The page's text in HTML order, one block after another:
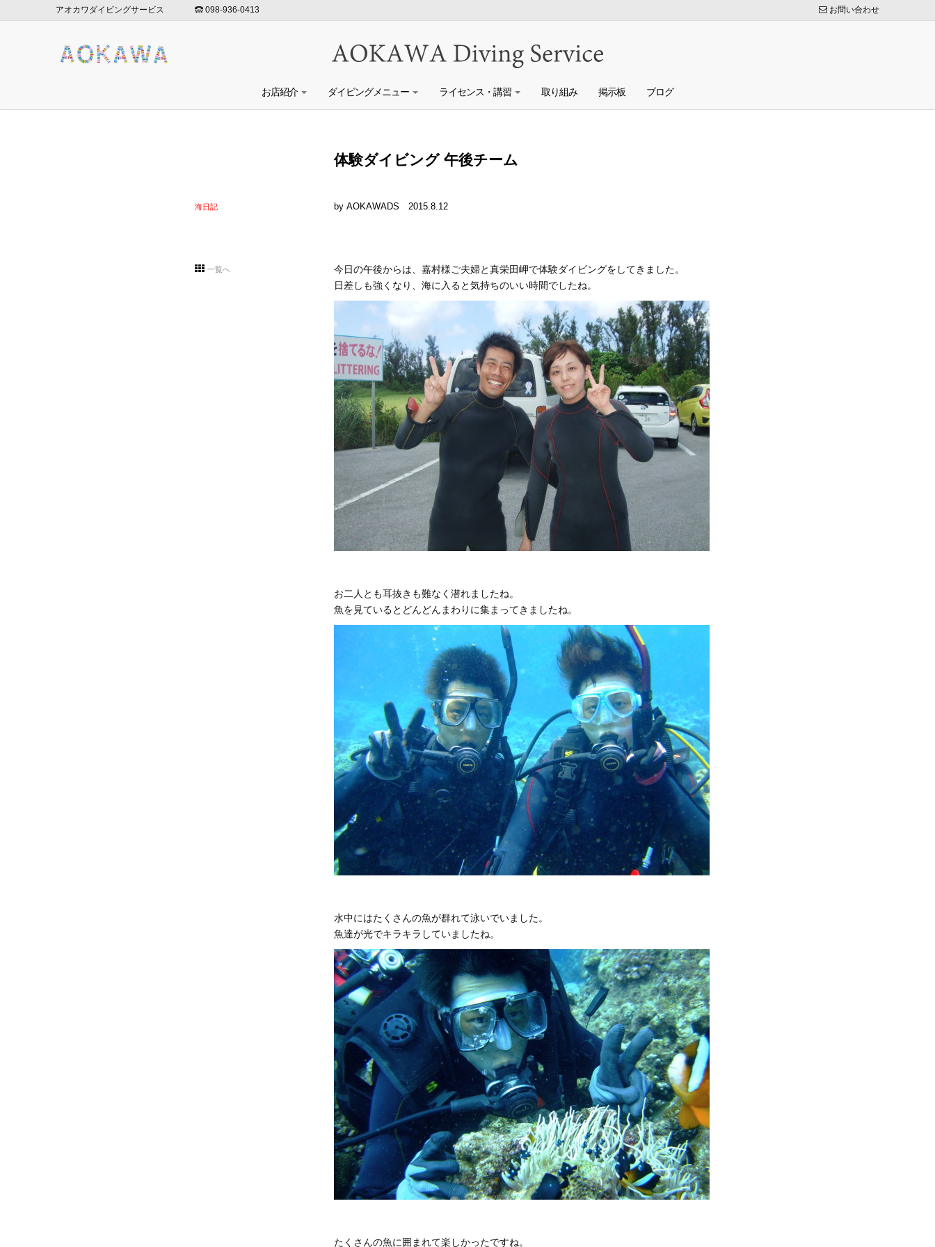
アオカワダイビングサービス 098-936-0413 お問い合わせ
お店紹介 ダイビングメニュー ライセンス・講習 取り組み 掲示板 ブログ
体験ダイビング 午後チーム
by AOKAWADS 2015.8.12
今日の午後からは、嘉村様ご夫婦と真栄田岬で体験ダイビングをしてきました。
日差しも強くなり、海に入ると気持ちのいい時間でしたね。
お二人とも耳抜きも難なく潜れましたね。
魚を見ているとどんどんまわりに集まってきましたね。
水中にはたくさんの魚が群れて泳いでいました。
魚達が光でキラキラしていましたね。
たくさんの魚に囲まれて楽しかったですね。
海日記
一覧へ